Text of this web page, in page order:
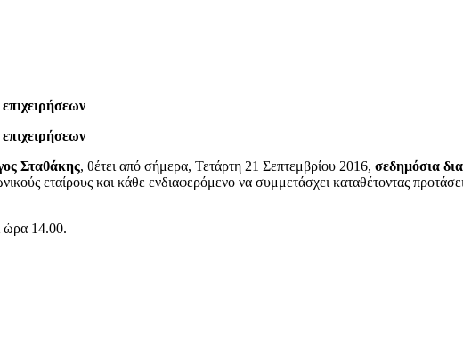
Σταθάκης, θέτει από σήμερα, Τετάρτη 21 Σεπτεμβρίου 2016,σεδημόσια
εταίρους και κάθε ενδιαφερόμενο να συμμετάσχει καταθέτοντας
ώρα 14.00.